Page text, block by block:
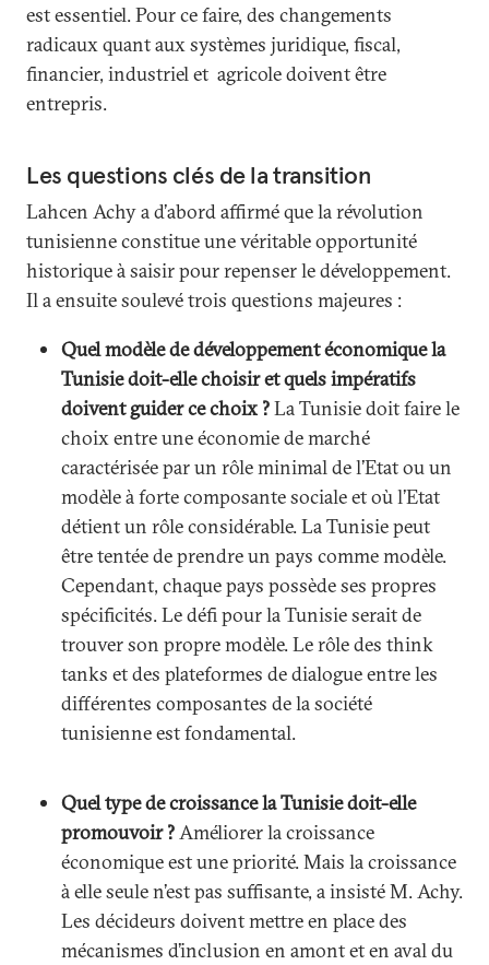
est essentiel. Pour ce faire, des changements
radicaux quant aux systèmes juridique, fiscal,
financier, industriel et agricole doivent être
entrepris.
Les questions clés de la transition
Lahcen Achy a d’abord affirmé que la révolution
tunisienne constitue une véritable opportunité
historique à saisir pour repenser le développement.
Il a ensuite soulevé trois questions majeures :
Quel modèle de développement économique la
Tunisie doit-elle choisir et quels impératifs
doivent guider ce choix ?La Tunisie doit faire le
choix entre une économie de marché
caractérisée par un rôle minimal de l’Etat ou un
modèle à forte composante sociale et où l’Etat
détient un rôle considérable. La Tunisie peut
être tentée de prendre un pays comme modèle.
Cependant, chaque pays possède ses propres
spécificités. Le défi pour la Tunisie serait de
trouver son propre modèle. Le rôle des think
tanks et des plateformes de dialogue entre les
différentes composantes de la société
tunisienne est fondamental.
Quel type de croissance la Tunisie doit-elle
promouvoir ?Améliorer la croissance
économique est une priorité. Mais la croissance
à elle seule n’est pas suffisante, a insisté M. Achy.
Les décideurs doivent mettre en place des
mécanismes d’inclusion en amont et en aval du